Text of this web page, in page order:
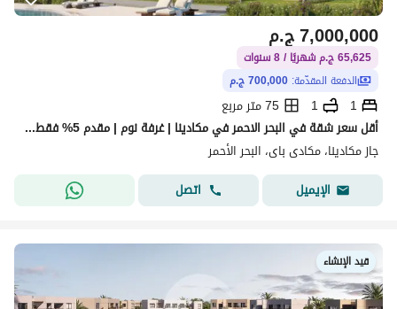
ج.م7,000,000
65,625 ج.م شهريًا / 8 سنوات
الدفعة المقدّمة: 700,000 ج.م
1
1
75 متر مربع
أقل سعر شقة في البحر الاحمر في مكادينا | غرفة نوم | مقدم 5% فقط وتقسيط حتى 8 سنوات
جاز مكادينا، مكادى باى، البحر الأحمر
الإيميل
اتصل
قيد الإنشاء